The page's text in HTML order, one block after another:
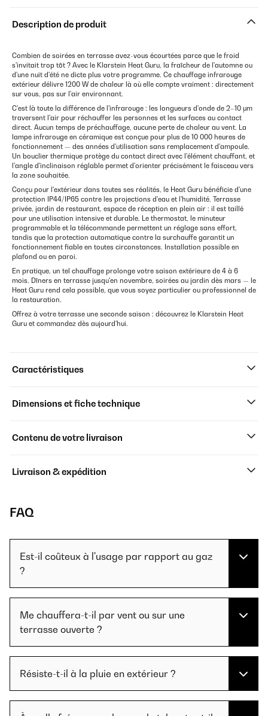
Description de produit
Combien de soirées en terrasse avez-vous écourtées parce que le froid
s'invitait trop tôt ? Avec le Klarstein Heat Guru, la fraîcheur de l'automne ou
d'une nuit d'été ne dicte plus votre programme. Ce chauffage infrarouge
extérieur délivre 1200 W de chaleur là où elle compte vraiment : directement
sur vous, pas sur l'air environnant.
C'est là toute la différence de l'infrarouge : les longueurs d'onde de 2–10 μm
traversent l'air pour réchauffer les personnes et les surfaces au contact
direct. Aucun temps de préchauffage, aucune perte de chaleur au vent. La
lampe infrarouge en céramique est conçue pour plus de 10 000 heures de
fonctionnement — des années d'utilisation sans remplacement d'ampoule.
Un bouclier thermique protège du contact direct avec l'élément chauffant, et
l'angle d'inclinaison réglable permet d'orienter précisément le faisceau vers
la zone souhaitée.
Conçu pour l'extérieur dans toutes ses réalités, le Heat Guru bénéficie d'une
protection IP44/IP65 contre les projections d'eau et l'humidité. Terrasse
privée, jardin de restaurant, espace de réception en plein air : il est taillé
pour une utilisation intensive et durable. Le thermostat, le minuteur
programmable et la télécommande permettent un réglage sans effort,
tandis que la protection automatique contre la surchauffe garantit un
fonctionnement fiable en toutes circonstances. Installation possible en
plafond ou en paroi.
En pratique, un tel chauffage prolonge votre saison extérieure de 4 à 6
mois. Dîners en terrasse jusqu'en novembre, soirées au jardin dès mars — le
Heat Guru rend cela possible, que vous soyez particulier ou professionnel de
la restauration.
Offrez à votre terrasse une seconde saison : découvrez le Klarstein Heat
Guru et commandez dès aujourd'hui.
Caractéristiques
Dimensions et fiche technique
Contenu de votre livraison
Livraison & expédition
FAQ
Est-il coûteux à l'usage par rapport au gaz
?
Me chauffera-t-il par vent ou sur une
terrasse ouverte ?
Résiste-t-il à la pluie en extérieur ?